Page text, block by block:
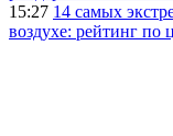
15:27 14 самых
воздухе: рейтинг по